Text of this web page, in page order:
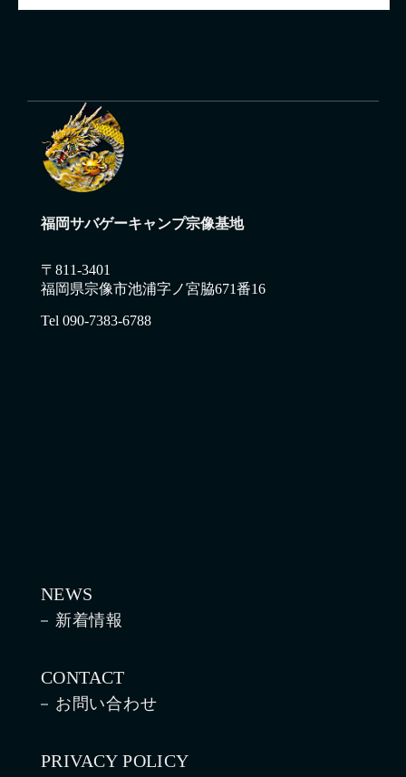
福岡サバゲーキャンプ宗像基地
〒811-3401
福岡県宗像市池浦字ノ宮脇671番16
Tel 090-7383-6788
NEWS
新着情報
CONTACT
お問い合わせ
PRIVACY POLICY